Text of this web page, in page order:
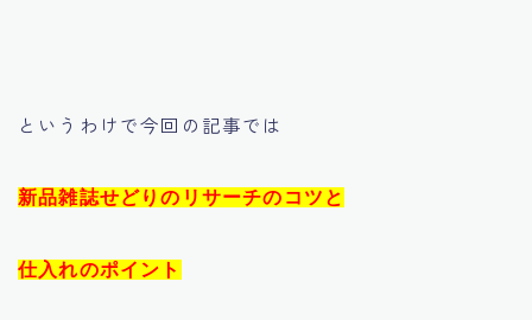
というわけで今回の記事では
新品雑誌せどりのリサーチのコツと
仕入れのポイント